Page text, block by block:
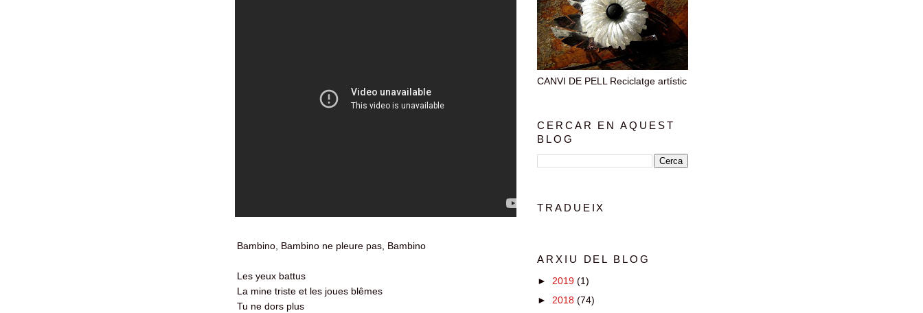
Bambino, Bambino ne pleure pas, Bambino
Les yeux battus
La mine triste et les joues blêmes
Tu ne dors plus
CANVI DE PELL Reciclatge artístic
CERCAR EN AQUEST
BLOG
TRADUEIX
ARXIU DEL BLOG
► 2019 (1)
► 2018 (74)